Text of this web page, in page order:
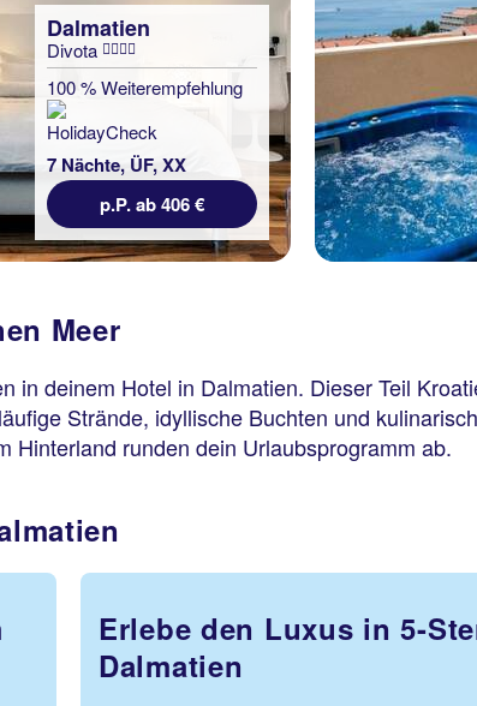
Dalmatien
Divota
100 % Weiterempfehlung
7 Nächte, ÜF, XX
p.P. ab 406 €
Meer
in deinem Hotel in Dalmatien. Dieser Teil
Strände, idyllische Buchten und
Hinterland runden dein Urlaubsprogramm ab.
Erlebe den Luxus in 5-
Dalmatien